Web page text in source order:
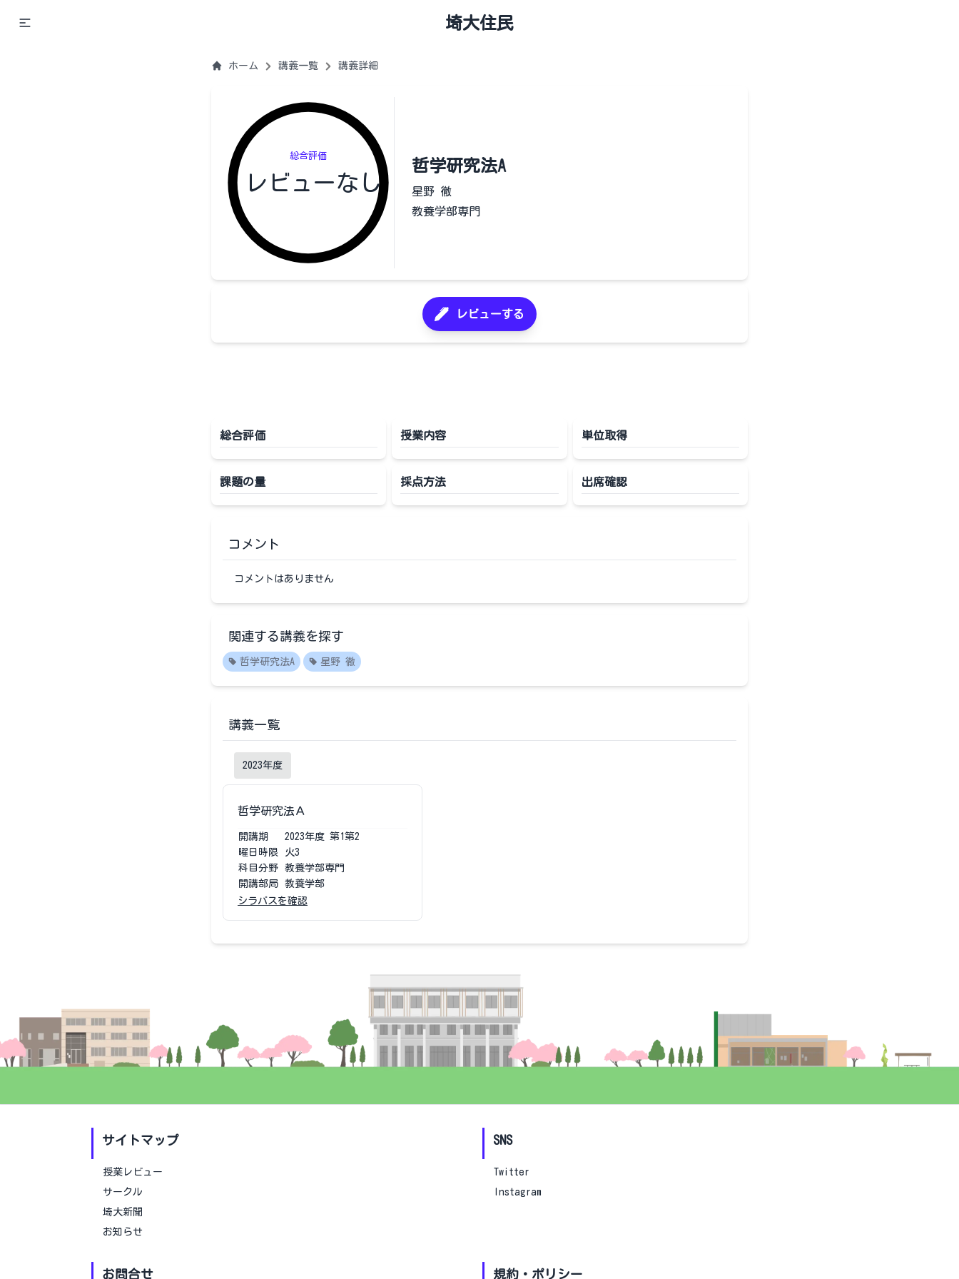
埼大住民
ホーム 講義一覧 講義詳細
総合評価
レビューなし
哲学研究法A
星野 徹
教養学部専門
レビューする
総合評価 授業内容 単位取得
課題の量 採点方法 出席確認
コメント
コメントはありません
関連する講義を探す
哲学研究法A 星野 徹
講義一覧
2023年度
哲学研究法Ａ
開講期 2023年度 第1第2
曜日時限
火3
科目分野
教養学部専門
開講部局
教養学部
シラバスを確認
サイトマップ
授業レビュー
サークル
埼大新聞
お知らせ
SNS
Twitter
Instagram
お問合せ 規約・ポリシー